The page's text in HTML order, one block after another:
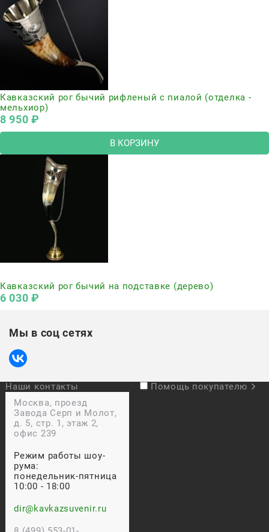
Кавказский рог бычий рифленый с пиалой (отделка -
мельхиор)
8 950 ₽
В КОРЗИНУ
Кавказский рог бычий на подставке (дерево)
6 030 ₽
Мы в соц сетях
Наши контакты
Москва, проезд
Завода Серп и Молот,
д. 5, стр. 1, этаж 2,
офис 239
Режим работы шоу-
рума:
понедельник-пятница
10:00 - 18:00
dir@kavkazsuvenir.ru
Помощь покупателю